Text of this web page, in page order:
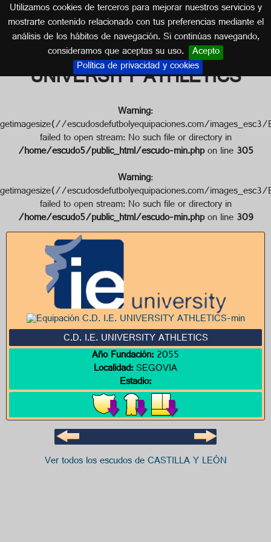
Utilizamos cookies de terceros para mejorar nuestros servicios y
mostrarte contenido relacionado con tus preferencias mediante el
análisis de los hábitos de navegación. Si continúas navegando,
consideramos que aceptas su uso. Acepto
Política de privacidad y cookies
Escudo de C.D. I.E.
UNIVERSITY ATHLETICS
CASTILLA Y LEÓN
Warning:
getimagesize(//escudosdefutbolyequipaciones.com/
failed to open stream: No such file or directory in
/home/escudo5/public_html/escudo-min.phpon line305
Warning:
getimagesize(//escudosdefutbolyequipaciones.com/
failed to open stream: No such file or directory in
/home/escudo5/public_html/escudo-min.phpon line309
C.D. I.E. UNIVERSITY ATHLETICS
Año Fundación:2055
Localidad:SEGOVIA
Estadio:
Ver todos los escudos de CASTILLA Y LEÓN